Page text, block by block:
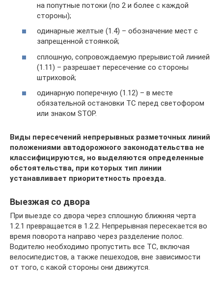
на попутные потоки (по 2 и более с каждой
стороны);
одинарные желтые (1.4) – обозначение мест с
запрещенной стоянкой;
сплошную, сопровождаемую прерывистой линией
(1.11) – разрешает пересечение со стороны
штриховой;
одинарную поперечную (1.12) – в месте
обязательной остановки ТС перед светофором
или знаком STOP.
Виды пересечений непрерывных разметочных линий
положениями автодорожного законодательства не
классифицируются, но выделяются определенные
обстоятельства, при которых тип линии
устанавливает приоритетность проезда.
Выезжая со двора
При выезде со двора через сплошную ближняя черта
1.2.1 превращается в 1.2.2. Непрерывная пересекается во
время поворота направо через разделение полос.
Водителю необходимо пропустить все ТС, включая
велосипедистов, а также пешеходов, вне зависимости
от того, с какой стороны они движутся.